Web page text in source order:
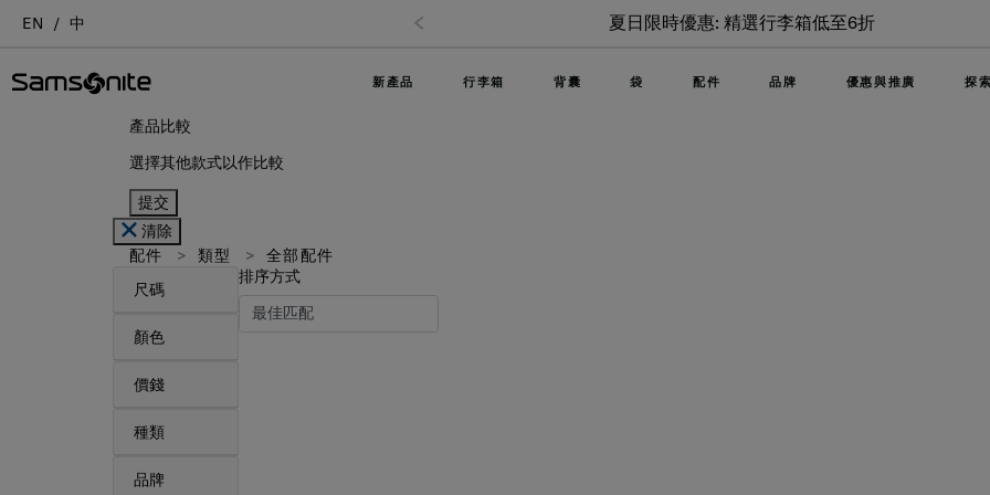
EN 中
凡購買行李箱即可以低至$499加購精選背囊/袋，售完即止
新產品 行李箱 背囊 袋 配件 品牌 優惠與推廣 探索
產品比較
選擇其他款式以作比較
提交
清除
配件
類型
全部配件
尺碼
顏色
價錢
種類
品牌
排序方式